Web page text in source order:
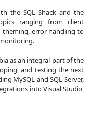
the SQL Shack and the
ranging from client
theming, error handling to
as an integral part of the
and testing the next
MySQL and SQL Server,
into Visual Studio,